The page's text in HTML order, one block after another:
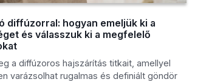
diffúzorral: hogyan emeljük ki a
és válasszuk ki a megfelelő
a diffúzoros hajszárítás titkait, amellyel
varázsolhat rugalmas és definiált göndör